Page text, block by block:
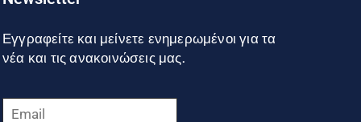
Εγγραφείτε και μείνετε ενημερωμένοι για τα
νέα και τις ανακοινώσεις μας.